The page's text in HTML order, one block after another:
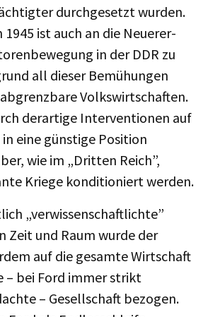
durchgesetzt wurden.
1945 ist auch an die Neuerer-
in der DDR zu
all dieser Bemühungen
Volkswirtschaften.
derartige Interventionen auf
eine günstige Position
wie im „Dritten Reich”,
Kriege konditioniert werden.
„verwissenschaftlichte”
Zeit und Raum wurde der
auf die gesamte Wirtschaft
– bei Ford immer strikt
– Gesellschaft bezogen.